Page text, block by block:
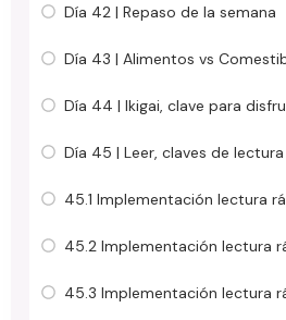
Día 42 | Repaso de la semana
Día 43 | Alimentos vs
Día 44 | Ikigai, clave para
Día 45 | Leer, claves de
45.1 Implementación lectura
45.2 Implementación lectura
45.3 Implementación lectura